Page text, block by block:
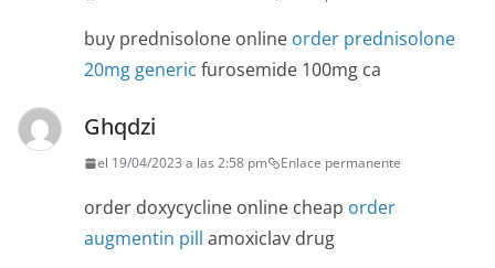
buy prednisolone online order prednisolone
20mg generic furosemide 100mg ca
Ghqdzi
el 19/04/2023 a las 2:58 pm Enlace permanente
order doxycycline online cheap order
augmentin pill amoxiclav drug